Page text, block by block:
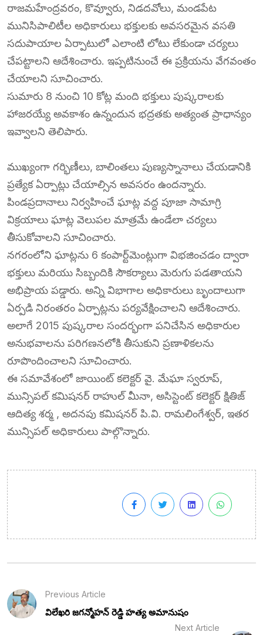
రాజమహేంద్రవరం, కొవ్వూరు, నిడదవోలు, మండపేట
మునిసిపాలిటీల అధికారులు భక్తులకు అవసరమైన వసతి
సదుపాయాల ఏర్పాటులో ఎలాంటి లోటు లేకుండా చర్యలు
చేపట్టాలని ఆదేశించారు. ఇప్పటినుంచే ఈ ప్రక్రియను వేగవంతం
చేయాలని సూచించారు.
సుమారు 8 నుంచి 10 కోట్ల మంది భక్తులు పుష్కరాలకు
హాజరయ్యే అవకాశం ఉన్నందున భద్రతకు అత్యంత ప్రాధాన్యం
ఇవ్వాలని తెలిపారు.
ముఖ్యంగా గర్భిణీలు, బాలింతలు పుణ్యస్నానాలు చేయడానికి
ప్రత్యేక ఏర్పాట్లు చేయాల్సిన అవసరం ఉందన్నారు.
పిండప్రదానాలు నిర్వహించే ఘాట్ల వద్ద పూజా సామాగ్రి
విక్రయాలు ఘాట్ల వెలుపల మాత్రమే ఉండేలా చర్యలు
తీసుకోవాలని సూచించారు.
నగరంలోని ఘాట్లను 6 కంపార్ట్‌మెంట్లుగా విభజించడం ద్వారా
భక్తులు మరియు సిబ్బందికి సౌకర్యాలు మెరుగు పడతాయని
అభిప్రాయ పడ్డారు. అన్ని విభాగాల అధికారులు బృందాలుగా
ఏర్పడి నిరంతరం ఏర్పాట్లను పర్యవేక్షించాలని ఆదేశించారు.
అలాగే 2015 పుష్కరాల సందర్భంగా పనిచేసిన అధికారుల
అనుభవాలను పరిగణనలోకి తీసుకుని ప్రణాళికలను
రూపొందించాలని సూచించారు.
ఈ సమావేశంలో జాయింట్ కలెక్టర్ వై. మేఘా స్వరూప్,
మున్సిపల్ కమిషనర్ రాహుల్ మీనా, అసిస్టెంట్ కలెక్టర్ క్షితిజ్
ఆదిత్య శర్మ , అదనపు కమిషనర్ పి.వి. రామలింగేశ్వర్, ఇతర
మున్సిపల్ అధికారులు పాల్గొన్నారు.
Previous Article
విలేఖరి జగన్మోహన్ రెడ్డి హత్య అమానుషం
Next Article